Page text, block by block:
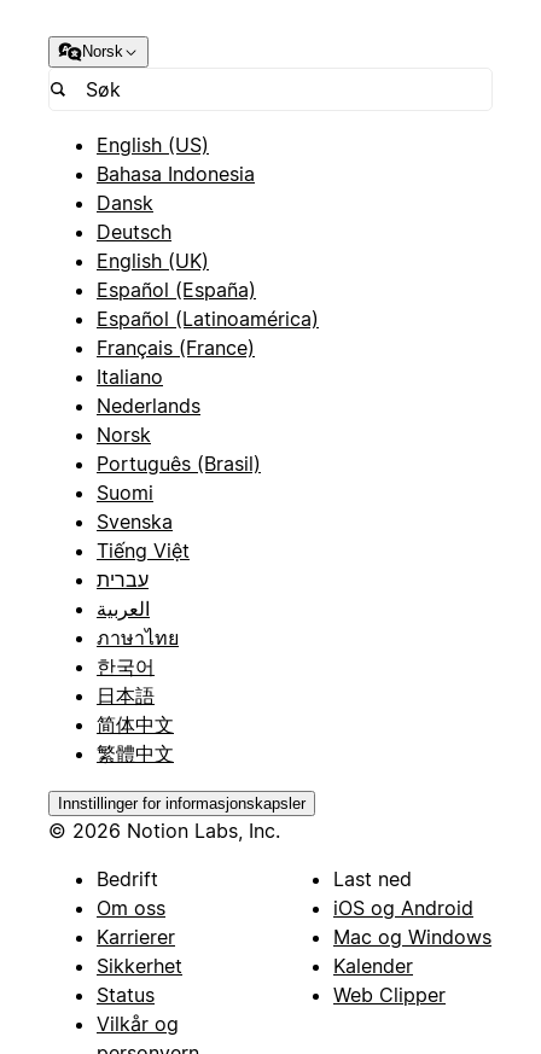
Norsk
English (US)
Bahasa Indonesia
Dansk
Deutsch
English (UK)
Español (España)
Español (Latinoamérica)
Français (France)
Italiano
Nederlands
Norsk
Português (Brasil)
Suomi
Svenska
Tiếng Việt
עברית
العربية
ภาษาไทย
한국어
日本語
简体中文
繁體中文
Innstillinger for informasjonskapsler
© 2026 Notion Labs, Inc.
Bedrift
Om oss
Karrierer
Sikkerhet
Status
Vilkår og
Last ned
iOS og Android
Mac og Windows
Kalender
Web Clipper